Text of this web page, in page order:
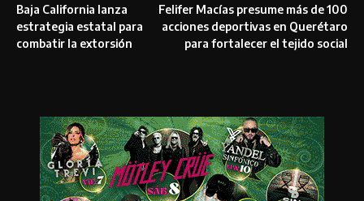
Baja California lanza
estrategia estatal para
combatir la extorsión
Felifer Macías presume más de 100
acciones deportivas en Querétaro
para fortalecer el tejido social